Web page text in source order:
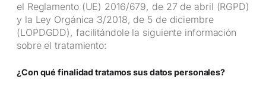
el Reglamento (UE) 2016/679, de 27 de abril (RGPD)
y la Ley Orgánica 3/2018, de 5 de diciembre
(LOPDGDD), facilitándole la siguiente información
sobre el tratamiento:
¿Con qué finalidad tratamos sus datos personales?